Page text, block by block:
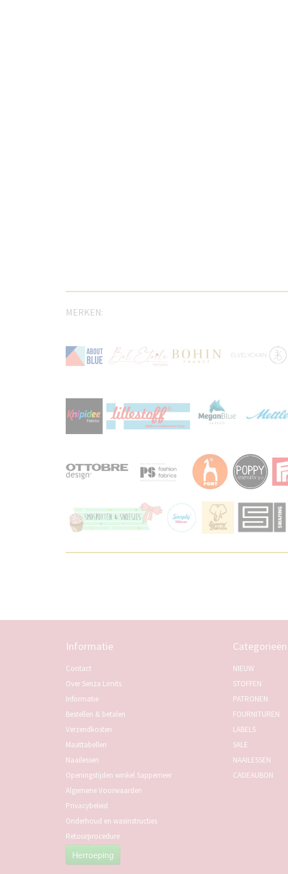
MERKEN:
Informatie
Contact
Over Senza Limits
Informatie
Bestellen & betalen
Verzendkosten
Maattabellen
Naailessen
Openingstijden winkel Sappemeer
Algemene Voorwaarden
Privacybeleid
Onderhoud en wasinstructies
Retourprocedure
Herroeping
Categorieën
NIEUW
STOFFEN
PATRONEN
FOURNITUREN
LABELS
SALE
NAAILESSEN
CADEAUBON